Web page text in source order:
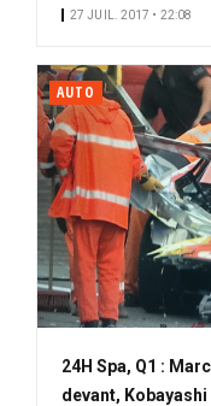
27 JUIL. 2017 • 22:08
AUTO
24H Spa, Q1 :
devant,